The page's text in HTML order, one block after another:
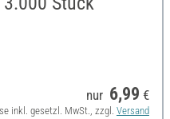
nur 6,99 €
inkl. gesetzl. MwSt., zzgl. Versand